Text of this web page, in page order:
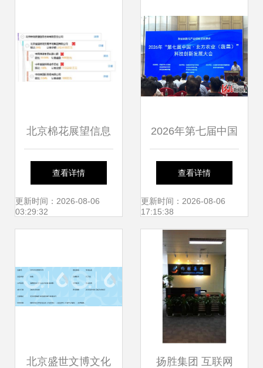
务
北京棉花展望信息
咨询有限责任公司
深耕信息技术咨询
查看详情
更新时间：2026-08-06
03:29:32
2026年第七届中国
北方农业蔬菜科技
创新发展大会在石
家庄召开，北京信
息技术咨询服务引
关注
查看详情
更新时间：2026-08-06
17:15:38
北京盛世文博文化 扬胜集团 互联网